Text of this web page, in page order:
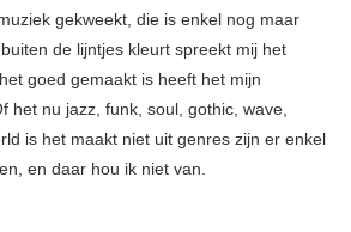
gekweekt, die is enkel nog maar
de lijntjes kleurt spreekt mij het
goed gemaakt is heeft het mijn
het nu jazz, funk, soul, gothic, wave,
is het maakt niet uit genres zijn er enkel
en daar hou ik niet van.